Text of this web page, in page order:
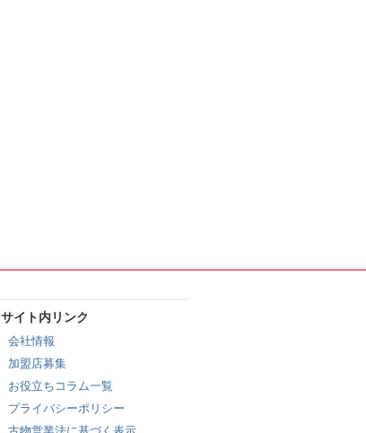
サイト内リンク
会社情報
加盟店募集
お役立ちコラム一覧
プライバシーポリシー